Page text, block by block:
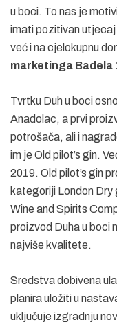
u boci. To nas je
imati pozitivan utjecaj
već i na cjelokupnu
marketinga Badela
Tvrtku Duh u boci
Anadolac, a prvi
potrošača, ali i
im je Old pilot’s gin.
2019. Old pilot’s gin
kategoriji London Dry
Wine and Spirits
proizvod Duha u boci
najviše kvalitete.
Sredstva dobivena
planira uložiti u
uključuje izgradnju